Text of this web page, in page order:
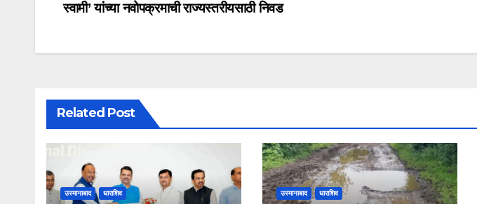
स्वामी’ यांच्या नवोपक्रमाची राज्यस्तरीयसाठी निवड
Related Post
उस्मानाबाद धाराशिव उस्मानाबाद धाराशिव